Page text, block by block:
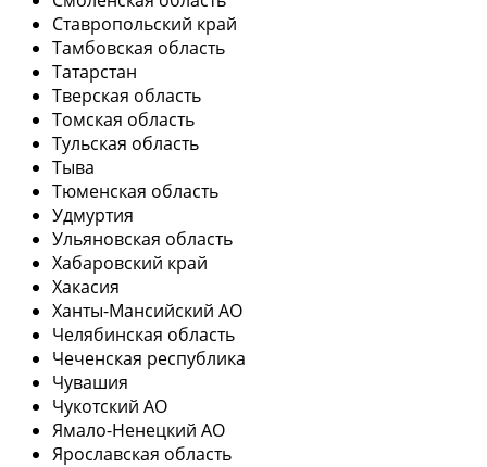
Ставропольский край
Тамбовская область
Татарстан
Тверская область
Томская область
Тульская область
Тыва
Тюменская область
Удмуртия
Ульяновская область
Хабаровский край
Хакасия
Ханты-Мансийский АО
Челябинская область
Чеченская республика
Чувашия
Чукотский АО
Ямало-Ненецкий АО
Ярославская область